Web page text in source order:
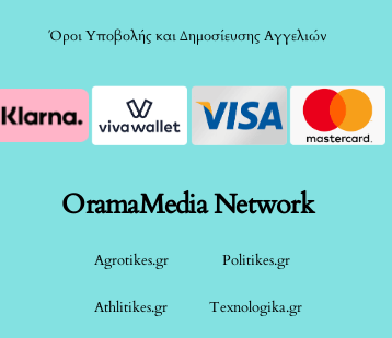
Όροι Υποβολής και Δημοσίευσης Αγγελιών
OramaMedia Network
Agrotikes.gr Politikes.gr
Athlitikes.gr Texnologika.gr